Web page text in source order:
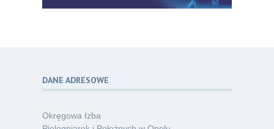
06
Poza sezonem, poza schematem –
o nowym spojrzeniu na profilaktykę
DANE ADRESOWE
Okręgowa Izba